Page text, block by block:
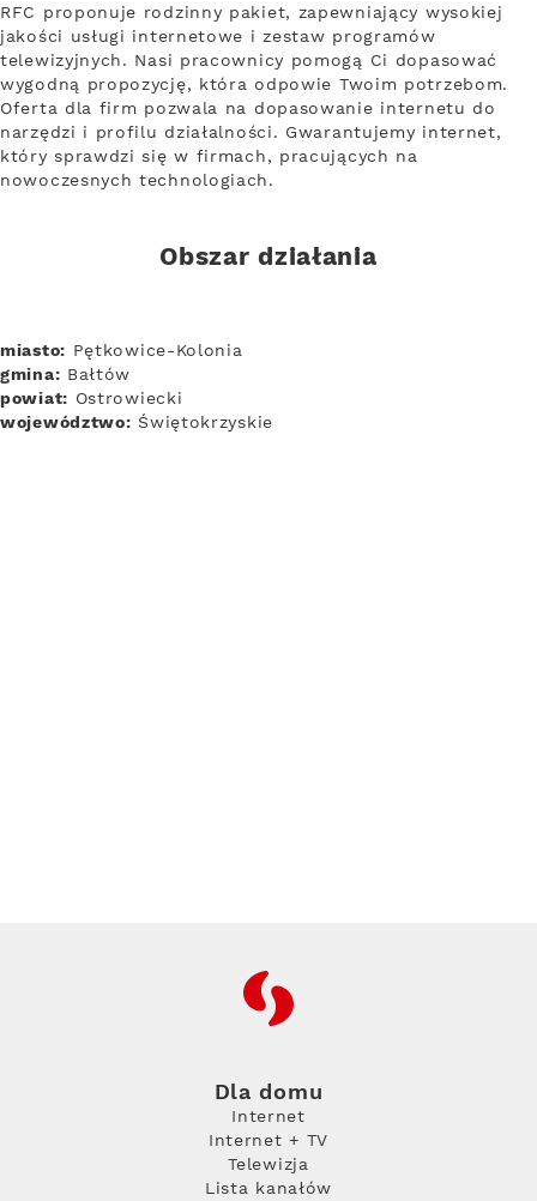
RFC proponuje rodzinny pakiet, zapewniający wysokiej
jakości usługi internetowe i zestaw programów
telewizyjnych. Nasi pracownicy pomogą Ci dopasować
wygodną propozycję, która odpowie Twoim potrzebom.
Oferta dla firm pozwala na dopasowanie internetu do
narzędzi i profilu działalności. Gwarantujemy internet,
który sprawdzi się w firmach, pracujących na
nowoczesnych technologiach.
Obszar działania
miasto: Pętkowice-Kolonia
gmina: Bałtów
powiat: Ostrowiecki
województwo: Świętokrzyskie
RFC
Dla domu
Internet
Internet + TV
Telewizja
Lista kanałów